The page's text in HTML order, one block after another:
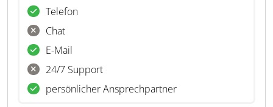
Telefon
Chat
E-Mail
24/7 Support
persönlicher Ansprechpartner